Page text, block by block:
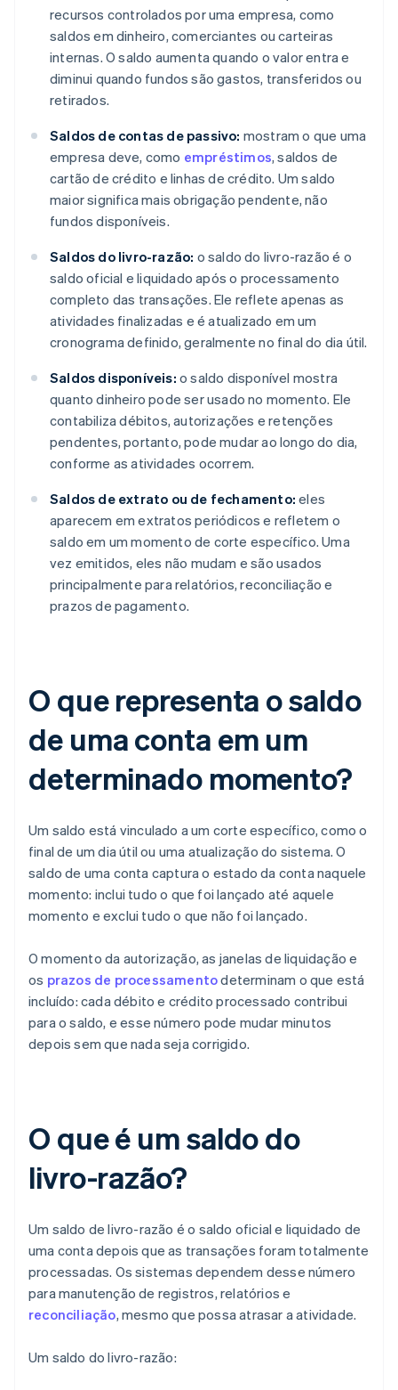
recursos controlados por uma empresa, como
saldos em dinheiro, comerciantes ou carteiras
internas. O saldo aumenta quando o valor entra e
diminui quando fundos são gastos, transferidos ou
retirados.
Saldos de contas de passivo: mostram o que uma
empresa deve, como empréstimos, saldos de
cartão de crédito e linhas de crédito. Um saldo
maior significa mais obrigação pendente, não
fundos disponíveis.
Saldos do livro-razão: o saldo do livro-razão é o
saldo oficial e liquidado após o processamento
completo das transações. Ele reflete apenas as
atividades finalizadas e é atualizado em um
cronograma definido, geralmente no final do dia útil.
Saldos disponíveis: o saldo disponível mostra
quanto dinheiro pode ser usado no momento. Ele
contabiliza débitos, autorizações e retenções
pendentes, portanto, pode mudar ao longo do dia,
conforme as atividades ocorrem.
Saldos de extrato ou de fechamento: eles
aparecem em extratos periódicos e refletem o
saldo em um momento de corte específico. Uma
vez emitidos, eles não mudam e são usados
principalmente para relatórios, reconciliação e
prazos de pagamento.
O que representa o saldo
de uma conta em um
determinado momento?
Um saldo está vinculado a um corte específico, como o
final de um dia útil ou uma atualização do sistema. O
saldo de uma conta captura o estado da conta naquele
momento: inclui tudo o que foi lançado até aquele
momento e exclui tudo o que não foi lançado.
O momento da autorização, as janelas de liquidação e
os prazos de processamentodeterminam o que está
incluído: cada débito e crédito processado contribui
para o saldo, e esse número pode mudar minutos
depois sem que nada seja corrigido.
O que é um saldo do
livro-razão?
Um saldo de livro-razão é o saldo oficial e liquidado de
uma conta depois que as transações foram totalmente
processadas. Os sistemas dependem desse número
para manutenção de registros, relatórios e
reconciliação, mesmo que possa atrasar a atividade.
Um saldo do livro-razão: